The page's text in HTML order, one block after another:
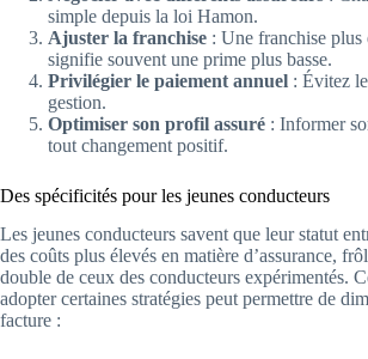
simple depuis la loi Hamon.
Ajuster la franchise : Une franchise plus
signifie souvent une prime plus basse.
Privilégier le paiement annuel : Évitez
gestion.
Optimiser son profil assuré : Informer
tout changement positif.
Des spécificités pour les jeunes conducteurs
Les jeunes conducteurs savent que leur statut
des coûts plus élevés en matière d’assurance,
double de ceux des conducteurs expérimentés.
adopter certaines stratégies peut permettre de
facture :